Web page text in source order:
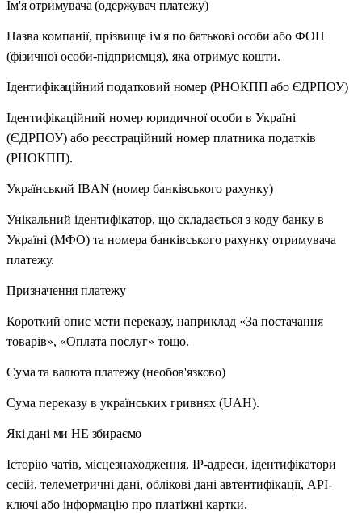
Ім'я отримувача (одержувач платежу)
Назва компанії, прізвище ім'я по батькові особи або ФОП
(фізичної особи-підприємця), яка отримує кошти.
Ідентифікаційний податковий номер (РНОКПП або ЄДРПОУ)
Ідентифікаційний номер юридичної особи в Україні
(ЄДРПОУ) або реєстраційний номер платника податків
(РНОКПП).
Український IBAN (номер банківського рахунку)
Унікальний ідентифікатор, що складається з коду банку в
Україні (МФО) та номера банківського рахунку отримувача
платежу.
Призначення платежу
Короткий опис мети переказу, наприклад «За постачання
товарів», «Оплата послуг» тощо.
Сума та валюта платежу (необов'язково)
Сума переказу в українських гривнях (UAH).
Які дані ми НЕ збираємо
Історію чатів, місцезнаходження, IP-адреси, ідентифікатори
сесій, телеметричні дані, облікові дані автентифікації, API-
ключі або інформацію про платіжні картки.